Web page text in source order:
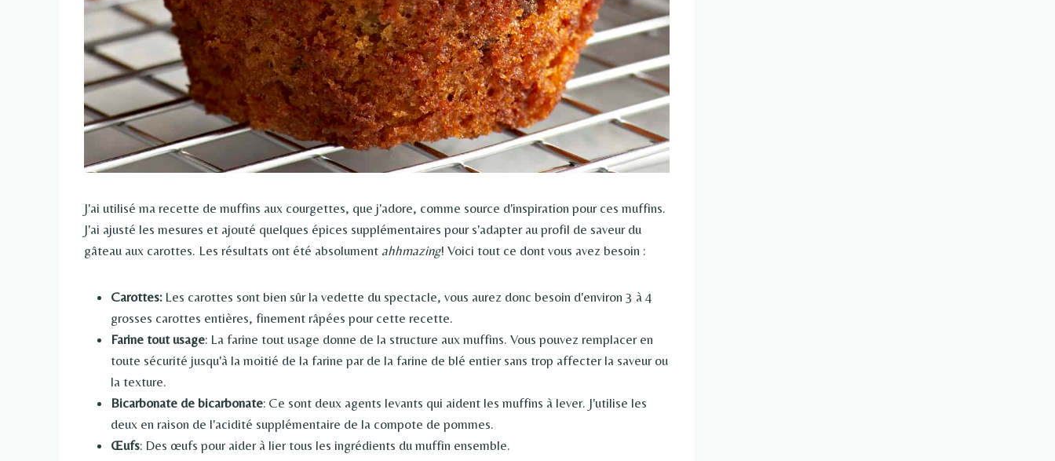
J'ai utilisé ma recette de muffins aux courgettes, que j'adore, comme source d'inspiration pour ces muffins.
J'ai ajusté les mesures et ajouté quelques épices supplémentaires pour s'adapter au profil de saveur du
gâteau aux carottes. Les résultats ont été absolument ahhmazing! Voici tout ce dont vous avez besoin :
Carottes: Les carottes sont bien sûr la vedette du spectacle, vous aurez donc besoin d'environ 3 à 4
grosses carottes entières, finement râpées pour cette recette.
Farine tout usage: La farine tout usage donne de la structure aux muffins. Vous pouvez remplacer en
toute sécurité jusqu'à la moitié de la farine par de la farine de blé entier sans trop affecter la saveur ou
la texture.
Bicarbonate de bicarbonate: Ce sont deux agents levants qui aident les muffins à lever. J'utilise les
deux en raison de l'acidité supplémentaire de la compote de pommes.
Œufs: Des œufs pour aider à lier tous les ingrédients du muffin ensemble.